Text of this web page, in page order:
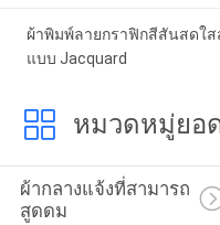
ผ้าพิมพ์ลายกราฟิกสีสันสดใส
แบบ Jacquard
หมวดหมู่ยอ
ผ้ากลางแจ้งที่สามารถ
สูดดม